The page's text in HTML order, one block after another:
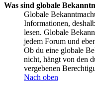
Was sind globale
Globale
Informationen,
lesen. Globale
jedem Forum und
Ob du eine globale
nicht, hängt von den
vergebenen
Nach oben